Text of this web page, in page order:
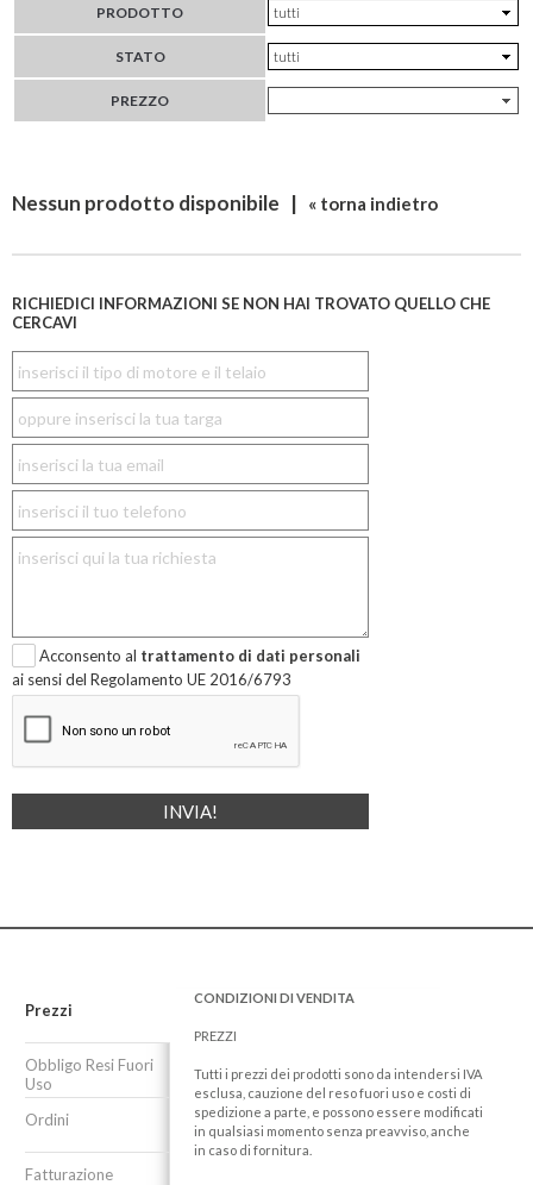
PRODOTTO
STATO
PREZZO
Nessun prodotto disponibile | « torna indietro
RICHIEDICI INFORMAZIONI SE NON HAI TROVATO QUELLO CHE
CERCAVI
Acconsento al trattamento di dati personali
ai sensi del Regolamento UE 2016/6793
Prezzi
Obbligo Resi Fuori
Uso
Ordini
Fatturazione
CONDIZIONI DI VENDITA
PREZZI
Tutti i prezzi dei prodotti sono da intendersi IVA
esclusa, cauzione del reso fuori uso e costi di
spedizione a parte, e possono essere modificati
in qualsiasi momento senza preavviso, anche
in caso di fornitura.